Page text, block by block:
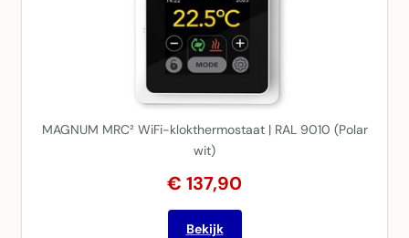
MAGNUM MRC² WiFi-klokthermostaat | RAL 9010 (Polar
wit)
€ 137,90
Bekijk